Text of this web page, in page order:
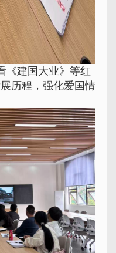
《建国大业》等红
历程，强化爱国情